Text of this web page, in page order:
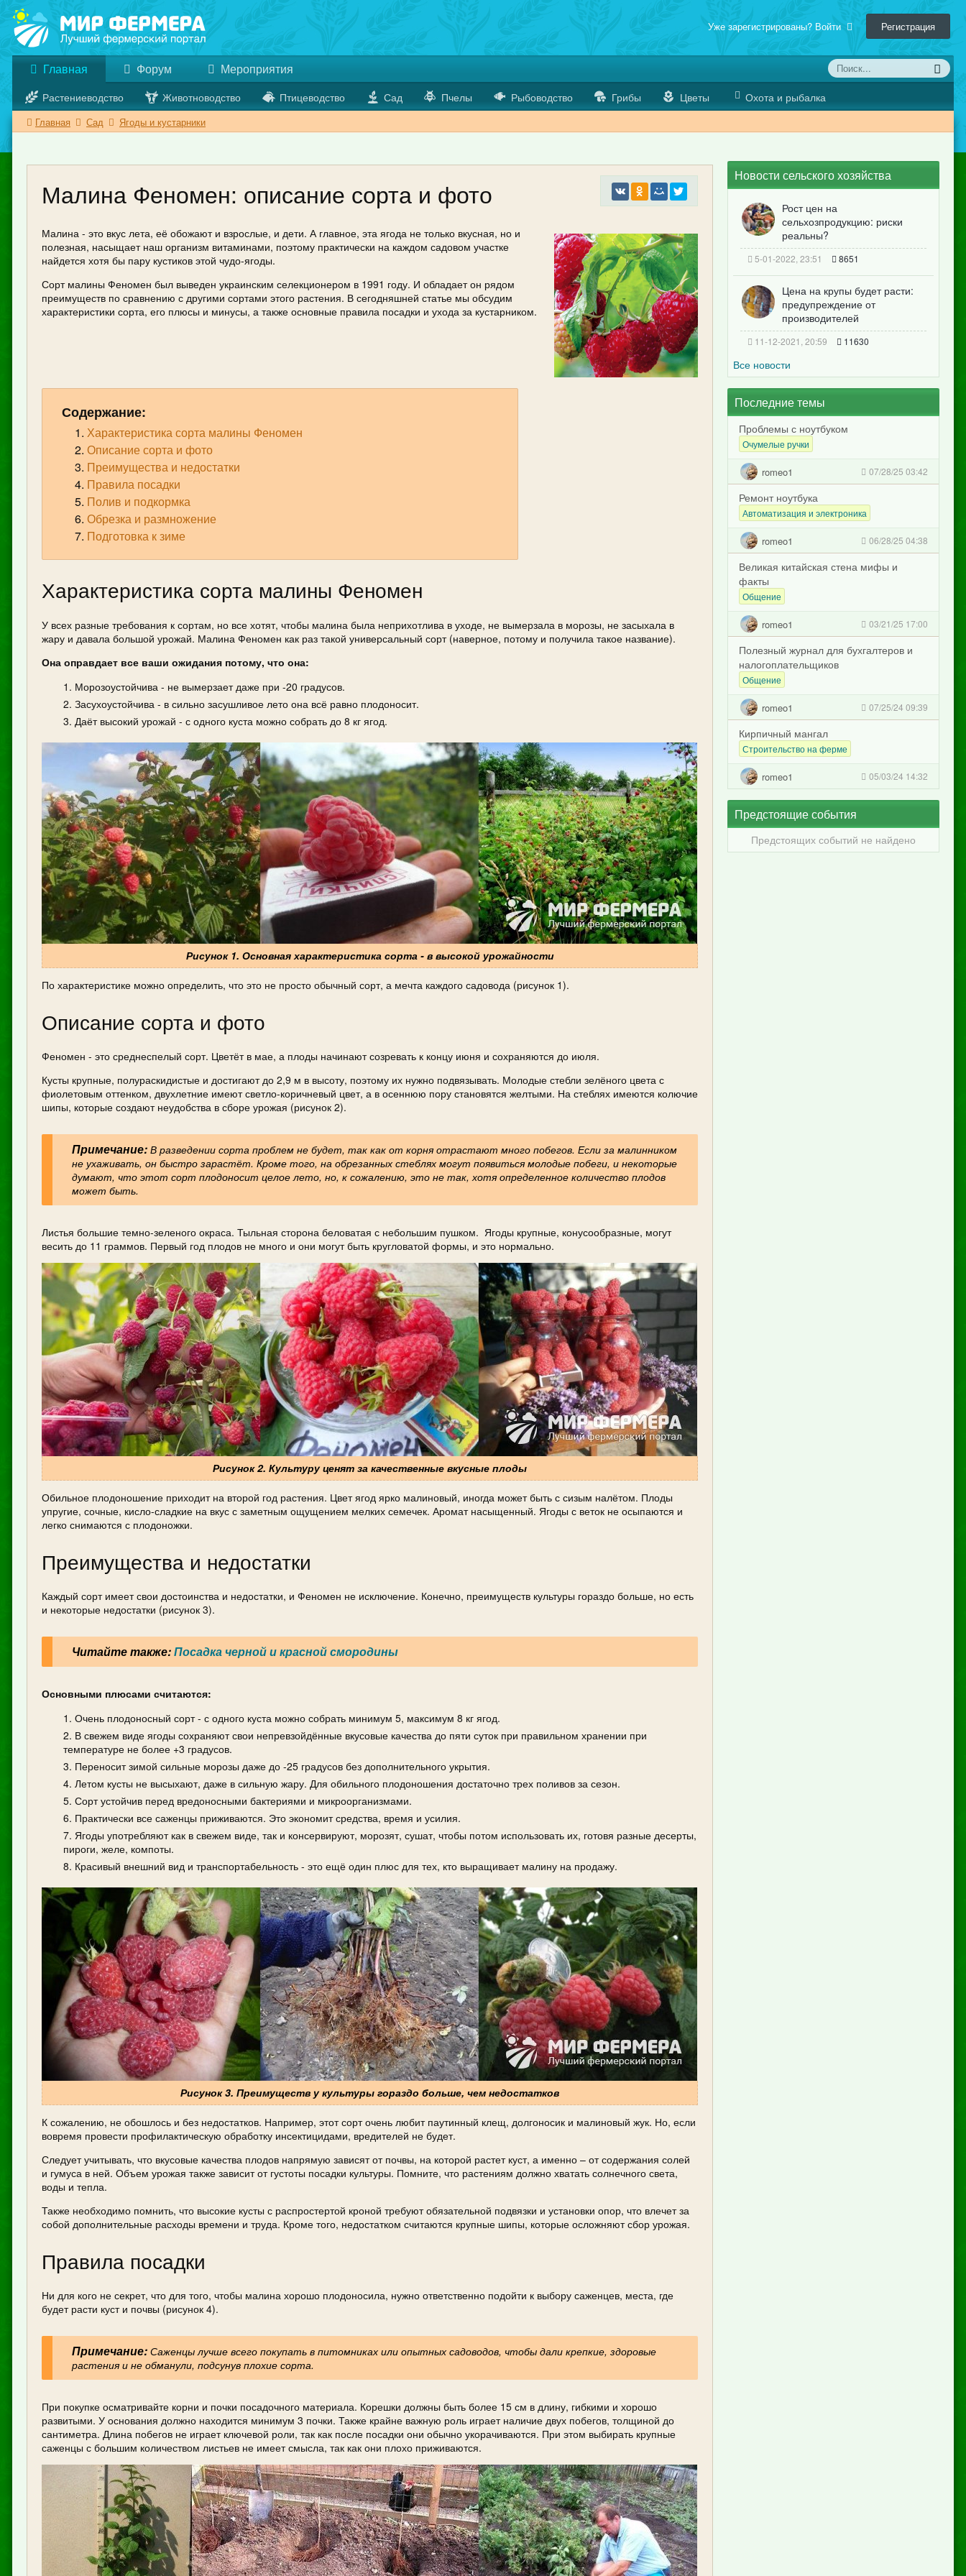
Уже зарегистрированы? Войти Регистрация
Главная
Растениеводство Животноводство Птицеводство Сад Пчелы Рыбоводство Грибы Цветы Охота и рыбалка
Форум Мероприятия
Главная Сад Ягоды и кустарники
Малина Феномен: описание сорта и фото
Малина - это вкус лета, её обожают и взрослые, и дети. А главное, эта ягода не только вкусная, но и
полезная, насыщает наш организм витаминами, поэтому практически на каждом садовом участке
найдется хотя бы пару кустиков этой чудо-ягоды.
Сорт малины Феномен был выведен украинским селекционером в 1991 году. И обладает он рядом
преимуществ по сравнению с другими сортами этого растения. В сегодняшней статье мы обсудим
характеристики сорта, его плюсы и минусы, а также основные правила посадки и ухода за кустарником.
Содержание:
Характеристика сорта малины Феномен
Описание сорта и фото
Преимущества и недостатки
Правила посадки
Полив и подкормка
Обрезка и размножение
Подготовка к зиме
Характеристика сорта малины Феномен
У всех разные требования к сортам, но все хотят, чтобы малина была неприхотлива в уходе, не вымерзала в морозы, не засыхала в
жару и давала большой урожай. Малина Феномен как раз такой универсальный сорт (наверное, потому и получила такое название).
Она оправдает все ваши ожидания потому, что она:
Морозоустойчива - не вымерзает даже при -20 градусов.
Засухоустойчива - в сильно засушливое лето она всё равно плодоносит.
Даёт высокий урожай - с одного куста можно собрать до 8 кг ягод.
Рисунок 1. Основная характеристика сорта - в высокой урожайности
По характеристике можно определить, что это не просто обычный сорт, а мечта каждого садовода (рисунок 1).
Описание сорта и фото
Феномен - это среднеспелый сорт. Цветёт в мае, а плоды начинают созревать к концу июня и сохраняются до июля.
Кусты крупные, полураскидистые и достигают до 2,9 м в высоту, поэтому их нужно подвязывать. Молодые стебли зелёного цвета с
фиолетовым оттенком, двухлетние имеют светло-коричневый цвет, а в осеннюю пору становятся желтыми. На стеблях имеются колючие
шипы, которые создают неудобства в сборе урожая (рисунок 2).
Примечание: В разведении сорта проблем не будет, так как от корня отрастают много побегов. Если за малинником
не ухаживать, он быстро зарастёт. Кроме того, на обрезанных стеблях могут появиться молодые побеги, и некоторые
думают, что этот сорт плодоносит целое лето, но, к сожалению, это не так, хотя определенное количество плодов
может быть.
Листья большие темно-зеленого окраса. Тыльная сторона беловатая с небольшим пушком. Ягоды крупные, конусообразные, могут
весить до 11 граммов. Первый год плодов не много и они могут быть кругловатой формы, и это нормально.
Рисунок 2. Культуру ценят за качественные вкусные плоды
Обильное плодоношение приходит на второй год растения. Цвет ягод ярко малиновый, иногда может быть с сизым налётом. Плоды
упругие, сочные, кисло-сладкие на вкус с заметным ощущением мелких семечек. Аромат насыщенный. Ягоды с веток не осыпаются и
легко снимаются с плодоножки.
Преимущества и недостатки
Каждый сорт имеет свои достоинства и недостатки, и Феномен не исключение. Конечно, преимуществ культуры гораздо больше, но есть
и некоторые недостатки (рисунок 3).
Читайте также:Посадка черной и красной смородины
Основными плюсами считаются:
Очень плодоносный сорт - с одного куста можно собрать минимум 5, максимум 8 кг ягод.
В свежем виде ягоды сохраняют свои непревзойдённые вкусовые качества до пяти суток при правильном хранении при
температуре не более +3 градусов.
Переносит зимой сильные морозы даже до -25 градусов без дополнительного укрытия.
Летом кусты не высыхают, даже в сильную жару. Для обильного плодоношения достаточно трех поливов за сезон.
Сорт устойчив перед вредоносными бактериями и микроорганизмами.
Практически все саженцы приживаются. Это экономит средства, время и усилия.
Ягоды употребляют как в свежем виде, так и консервируют, морозят, сушат, чтобы потом использовать их, готовя разные десерты,
пироги, желе, компоты.
Красивый внешний вид и транспортабельность - это ещё один плюс для тех, кто выращивает малину на продажу.
Рисунок 3. Преимуществ у культуры гораздо больше, чем недостатков
К сожалению, не обошлось и без недостатков. Например, этот сорт очень любит паутинный клещ, долгоносик и малиновый жук. Но, если
вовремя провести профилактическую обработку инсектицидами, вредителей не будет.
Следует учитывать, что вкусовые качества плодов напрямую зависят от почвы, на которой растет куст, а именно – от содержания солей
и гумуса в ней. Объем урожая также зависит от густоты посадки культуры. Помните, что растениям должно хватать солнечного света,
воды и тепла.
Также необходимо помнить, что высокие кусты с распростертой кроной требуют обязательной подвязки и установки опор, что влечет за
собой дополнительные расходы времени и труда. Кроме того, недостатком считаются крупные шипы, которые осложняют сбор урожая.
Правила посадки
Ни для кого не секрет, что для того, чтобы малина хорошо плодоносила, нужно ответственно подойти к выбору саженцев, места, где
будет расти куст и почвы (рисунок 4).
Примечание: Саженцы лучше всего покупать в питомниках или опытных садоводов, чтобы дали крепкие, здоровые
растения и не обманули, подсунув плохие сорта.
При покупке осматривайте корни и почки посадочного материала. Корешки должны быть более 15 см в длину, гибкими и хорошо
развитыми. У основания должно находится минимум 3 почки. Также крайне важную роль играет наличие двух побегов, толщиной до
сантиметра. Длина побегов не играет ключевой роли, так как после посадки они обычно укорачиваются. При этом выбирать крупные
саженцы с большим количеством листьев не имеет смысла, так как они плохо приживаются.
Новости сельского хозяйства
Рост цен на
сельхозпродукцию: риски
реальны?
5-01-2022, 23:51 8651
Цена на крупы будет расти:
предупреждение от
производителей
11-12-2021, 20:59 11630
Все новости
Последние темы
Проблемы с ноутбуком
Очумелые ручки
romeo1 07/28/25 03:42
Ремонт ноутбука
Автоматизация и электроника
romeo1 06/28/25 04:38
Великая китайская стена мифы и
факты
Общение
romeo1 03/21/25 17:00
Полезный журнал для бухгалтеров и
налогоплательщиков
Общение
romeo1 07/25/24 09:39
Кирпичный мангал
Строительство на ферме
romeo1 05/03/24 14:32
Предстоящие события
Предстоящих событий не найдено